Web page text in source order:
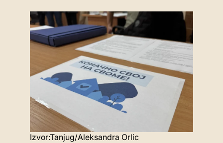
Izvor:Tanjug/Aleksandra Orlic